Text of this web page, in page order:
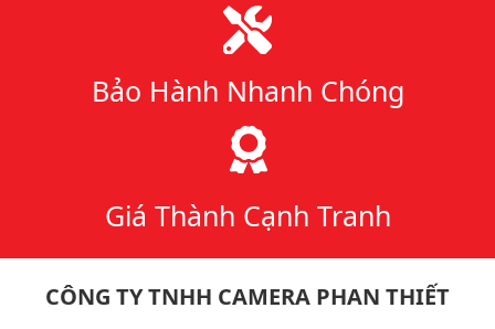
Bảo Hành Nhanh Chóng
Giá Thành Cạnh Tranh
CÔNG TY TNHH CAMERA PHAN THIẾT